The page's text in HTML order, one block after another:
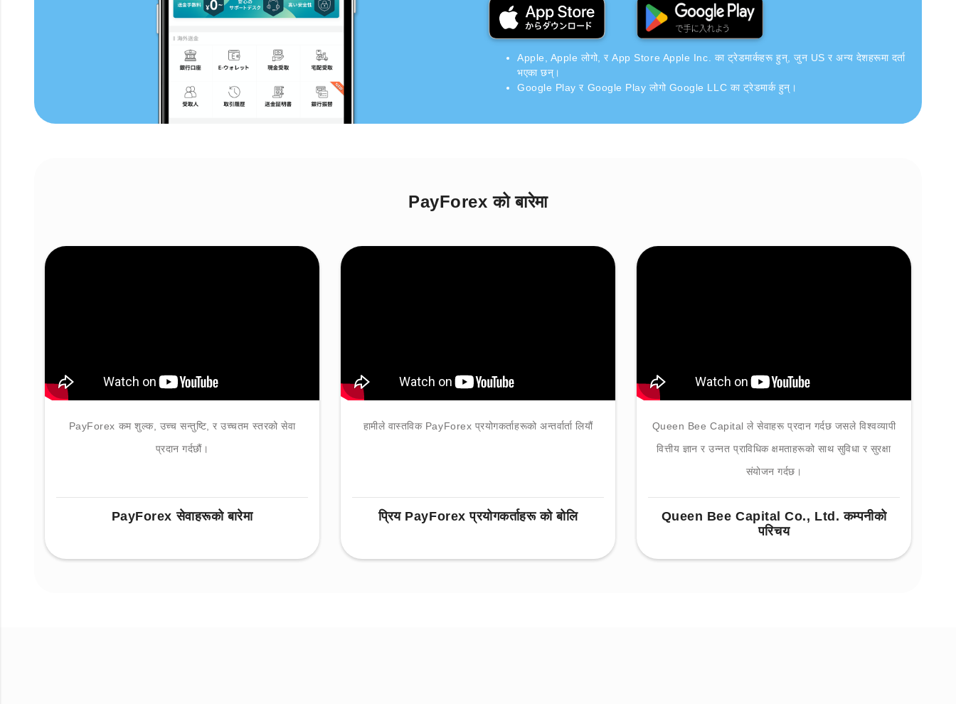
Apple, Apple लोगो, र App Store Apple Inc. का ट्रेडमार्कहरू हुन्, जुन US र अन्य देशहरूमा दर्ता
भएका छन्।
Google Play र Google Play लोगो Google LLC का ट्रेडमार्क हुन्।
PayForex को बारेमा
PayForex कम शुल्क, उच्च सन्तुष्टि, र उच्चतम स्तरको सेवा
प्रदान गर्दछौं।
PayForex सेवाहरूको बारेमा
हामीले वास्तविक PayForex प्रयोगकर्ताहरूको अन्तर्वार्ता लियौं
प्रिय PayForex प्रयोगकर्ताहरू को बोलि
Queen Bee Capital ले सेवाहरू प्रदान गर्दछ जसले विश्वव्यापी
वित्तीय ज्ञान र उन्नत प्राविधिक क्षमताहरूको साथ सुविधा र सुरक्षा
संयोजन गर्दछ।
Queen Bee Capital Co., Ltd. कम्पनीको
परिचय